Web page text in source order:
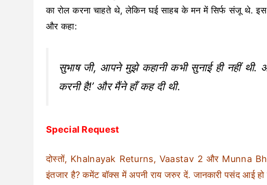
का रोल करना चाहते थे, लेकिन घई साहब के मन में सिर्फ संजू थे.
और कहा:
सुभाष जी, आपने मुझे कहानी कभी सुनाई ही नहीं
करनी है!’ और मैंने हाँ कह दी थी.
Special Request
दोस्तों, Khalnayak Returns, Vaastav 2 और Munna
इंतजार है? कमेंट बॉक्स में अपनी राय जरुर दें. जानकारी पसंद आई हो